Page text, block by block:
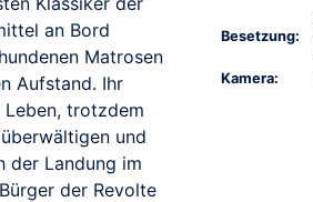
an Bord
Matrosen
Aufstand. Ihr
trotzdem
und
der Landung im
der Revolte
Besetzung:
Kamera: